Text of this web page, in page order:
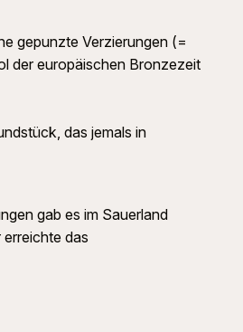
gepunzte Verzierungen (=
der europäischen Bronzezeit
das jemals in
gab es im Sauerland
das